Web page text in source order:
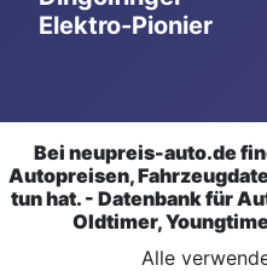
Elektro-Pionier
Bei neupreis-auto.de
Autopreisen,
tun hat. - Datenbank für
Oldtimer,
Alle